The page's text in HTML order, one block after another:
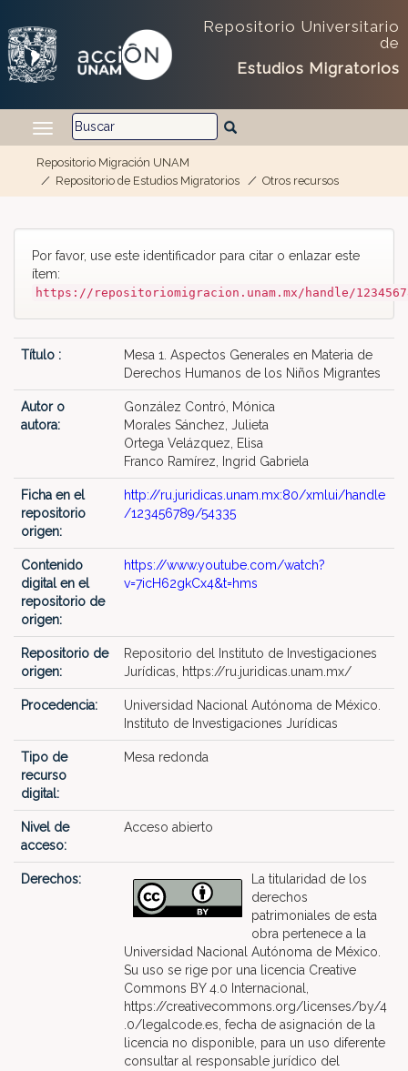
Repositorio Universitario
de
Estudios Migratorios
Repositorio Migración UNAM
Repositorio de Estudios Migratorios
Otros recursos
Por favor, use este identificador para citar o enlazar este
ítem:
https://repositoriomigracion.unam.mx/handle/
Título :
Mesa 1. Aspectos Generales en Materia de
Derechos Humanos de los Niños Migrantes
Autor o
autora:
González Contró, Mónica
Morales Sánchez, Julieta
Ortega Velázquez, Elisa
Franco Ramírez, Ingrid Gabriela
Ficha en el
repositorio
origen:
http://ru.juridicas.unam.mx:80/xmlui/handle
/123456789/54335
Contenido
digital en el
repositorio de
origen:
https://www.youtube.com/watch?
v=7icH62gkCx4&t=hms
Repositorio de
origen:
Repositorio del Instituto de Investigaciones
Jurídicas, https://ru.juridicas.unam.mx/
Procedencia:
Universidad Nacional Autónoma de México.
Instituto de Investigaciones Jurídicas
Tipo de
recurso
digital:
Mesa redonda
Nivel de
acceso:
Acceso abierto
Derechos:
La titularidad de los
derechos
patrimoniales de esta
obra pertenece a la
Universidad Nacional Autónoma de México.
Su uso se rige por una licencia Creative
Commons BY 4.0 Internacional,
https://creativecommons.org/licenses/by/4
.0/legalcode.es, fecha de asignación de la
licencia no disponible, para un uso diferente
consultar al responsable jurídico del